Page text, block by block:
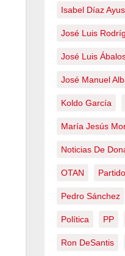
Isabel Díaz
José Luis
José Luis
José Manuel
Koldo García
María Jesús
Noticias De
OTAN
Pedro Sánchez
Política PP
Ron DeSantis